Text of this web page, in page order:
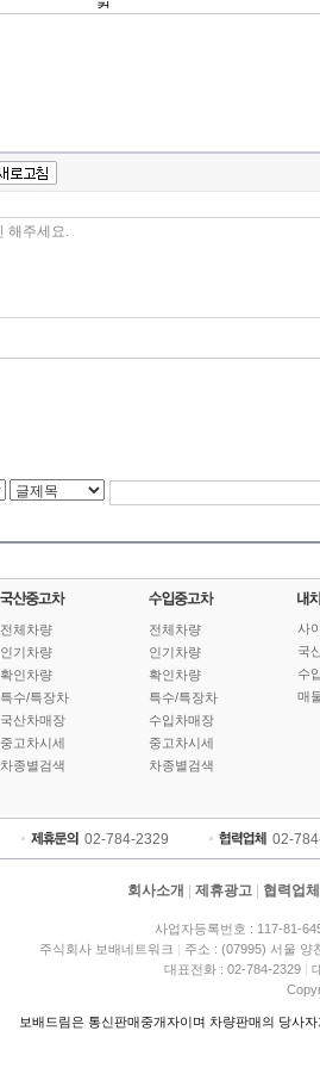
컬..
전체차량
인기차량
확인차량
특수/특장차
국산차매장
중고차시세
차종별검색
전체차량
인기차량
확인차량
특수/특장차
수입차매장
중고차시세
차종별검색
사
국
수
매
02-784-2329 02-
회사소개 제휴광고 협력업
사업자등록번호 : 117-81-
주식회사 보배네트워크 | 주소 : (07995) 서울 양
대표전화 : 02-784-2329 |
보배드림은 통신판매중개자이며 차량판매의 당사